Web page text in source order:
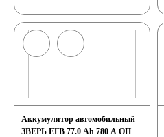
Аккумулятор автомобильный
ЗВЕРЬ EFB 77.0 Ah 780 А ОП